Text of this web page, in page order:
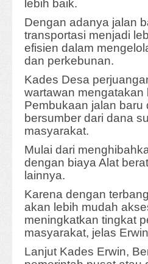
lebih baik.
Dengan adanya jalan
transportasi menjadi
efisien dalam
dan perkebunan.
Kades Desa
wartawan mengatakan
Pembukaan jalan baru
bersumber dari dana
masyarakat.
Mulai dari
dengan biaya Alat
lainnya.
Karena dengan
akan lebih mudah
meningkatkan tingkat
masyarakat, jelas
Lanjut Kades Erwin,